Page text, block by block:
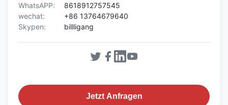
WhatsAPP:
8618912757545
wechat:
+86 13764679640
Skypen:
billligang
Jetzt Anfragen